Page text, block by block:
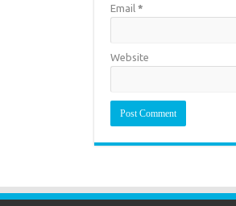
Email *
Website